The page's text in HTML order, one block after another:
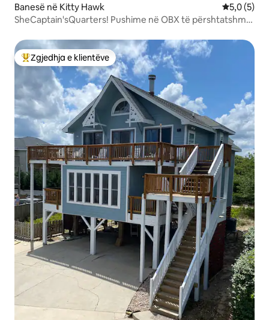
Banesë në Kitty Hawk Vlerësimi
5,0 (5)
SheCaptain'sQuarters! Pushime në OBX të përshtatshme
Më të mirat e zgjedhjeve të klientëve
Zgjedhja e klientëve